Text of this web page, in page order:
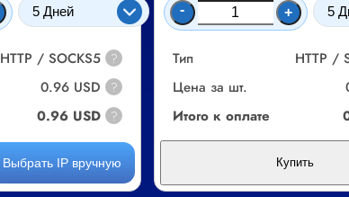
HTTP / SOCKS5 ?
0.96 USD ?
0.96 USD ?
Выбрать IP вручную
- +
Тип
HTTP /
Цена за шт.
Итого к оплате
Купить